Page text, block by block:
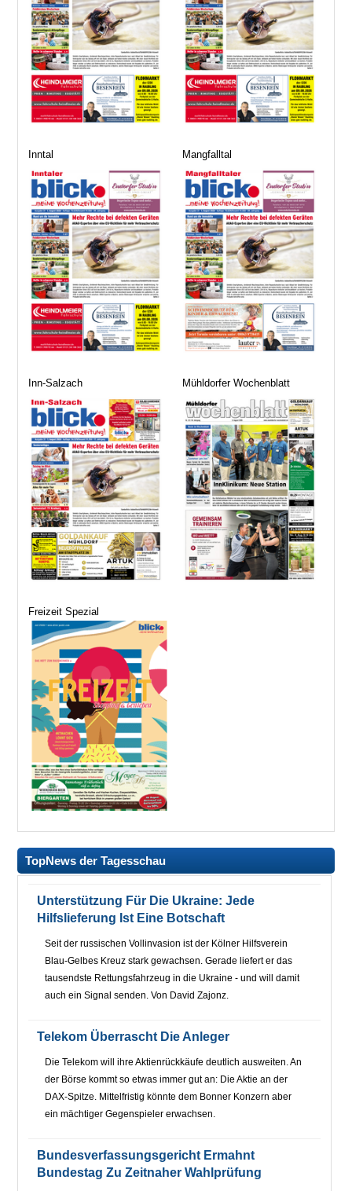
Inntal Mangfalltal
Inn-Salzach Mühldorfer Wochenblatt
Freizeit Spezial
TopNews der Tagesschau
Unterstützung Für Die Ukraine: Jede
Hilfslieferung Ist Eine Botschaft
Seit der russischen Vollinvasion ist der Kölner Hilfsverein
Blau-Gelbes Kreuz stark gewachsen. Gerade liefert er das
tausendste Rettungsfahrzeug in die Ukraine - und will damit
auch ein Signal senden. Von David Zajonz.
Telekom Überrascht Die Anleger
Die Telekom will ihre Aktienrückkäufe deutlich ausweiten. An
der Börse kommt so etwas immer gut an: Die Aktie an der
DAX-Spitze. Mittelfristig könnte dem Bonner Konzern aber
ein mächtiger Gegenspieler erwachsen.
Bundesverfassungsgericht Ermahnt
Bundestag Zu Zeitnaher Wahlprüfung